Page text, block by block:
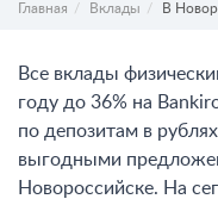
Главная Вклады В
Все вклады
году до 36% на Bankiros! Условия и процентные
по депозитам в
выгодными
Новороссийске. На